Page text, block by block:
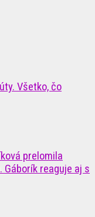
Všetko, čo
prelomila
Gáborík reaguje aj s